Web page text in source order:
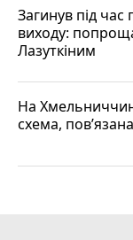
Загинув під
виходу:
Лазуткіним
На
схема,